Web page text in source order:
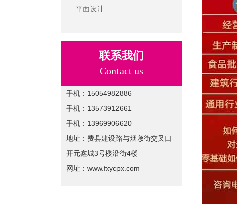
平面设计
联系我们
Contact us
手机：15054982886
手机：13573912661
手机：13969906620
地址：费县建设路与烟墩街交叉口
开元鑫城3号楼沿街4楼
网址：www.fxycpx.com